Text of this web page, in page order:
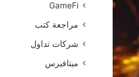
GameFi
مراجعة كتب
شركات تداول
ميتافيرس